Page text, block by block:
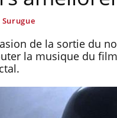
Surugue
de la sortie du
la musique du